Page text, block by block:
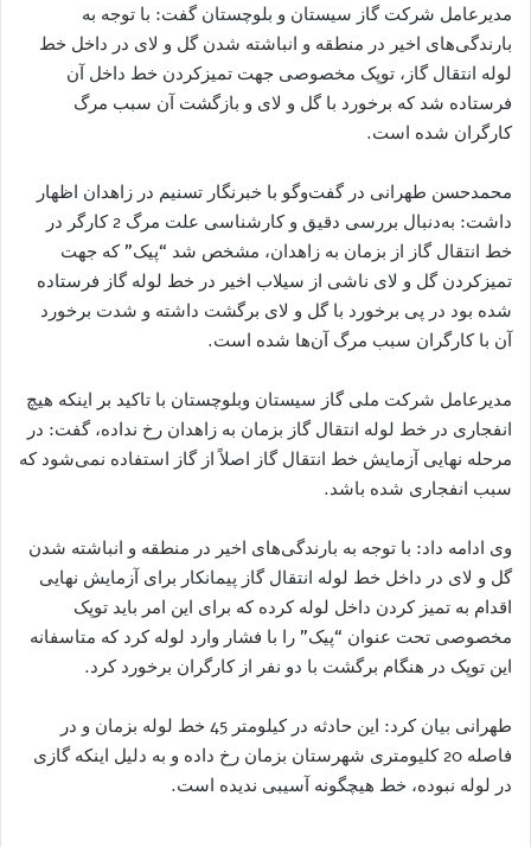
مدیرعامل شرکت گاز سیستان و بلوچستان گفت: با توجه به
بارندگی‌های اخیر در منطقه و انباشته شدن گل و لای در داخل خط
لوله انتقال گاز، توپک مخصوصی جهت تمیز‌کردن خط داخل آن
فرستاده شد که برخورد با گل و لای و بازگشت آن سبب مرگ
کارگران شده است.
محمدحسن طهرانی در گفت‌وگو با خبرنگار تسنیم در زاهدان اظهار
داشت: به‌دنبال بررسی دقیق و کارشناسی علت مرگ 2 کارگر در
خط انتقال گاز از بزمان به زاهدان، مشخص شد “پیک” که جهت
تمیز‌کردن گل و لای ناشی از سیلاب اخیر در خط لوله گاز فرستاده
شده بود در پی برخورد با گل و لای برگشت داشته و شدت برخورد
آن با کارگران سبب مرگ آن‌ها شده است.
مدیرعامل شرکت ملی گاز سیستان وبلوچستان با تاکید بر اینکه هیچ
انفجاری در خط لوله انتقال گاز بزمان به زاهدان رخ نداده، گفت: در
مرحله نهایی آزمایش خط انتقال گاز اصلاً از گاز استفاده نمی‌شود که
سبب انفجاری شده باشد.
وی ادامه داد: با توجه به بارندگی‌های اخیر در منطقه و انباشته شدن
گل و لای در داخل خط لوله انتقال گاز پیمانکار برای آزمایش نهایی
اقدام به تمیز کردن داخل لوله کرده که برای این امر باید توپک
مخصوصی تحت عنوان “پیک” را با فشار وارد لوله کرد که متاسفانه
این توپک در هنگام برگشت با دو نفر از کارگران برخورد کرد.
طهرانی بیان کرد: این حادثه در کیلومتر 45 خط لوله بزمان و در
فاصله 20 کلیومتری شهرستان بزمان رخ داده و به دلیل اینکه گازی
در لوله نبوده، خط هیچگونه آسیبی ندیده است.